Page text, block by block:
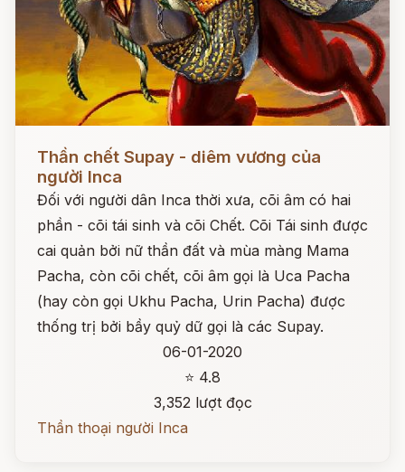
Đọc ngay
Thần chết Supay - diêm vương của
người Inca
Đối với người dân Inca thời xưa, cõi âm có hai
phần - cõi tái sinh và cõi Chết. Cõi Tái sinh được
cai quản bởi nữ thần đất và mùa màng Mama
Pacha, còn cõi chết, cõi âm gọi là Uca Pacha
(hay còn gọi Ukhu Pacha, Urin Pacha) được
thống trị bởi bầy quỷ dữ gọi là các Supay.
06-01-2020
⭐ 4.8
3,352 lượt đọc
Thần thoại người Inca